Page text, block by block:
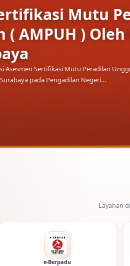
Mutu
( AMPUH )
Asesmen Sertifikasi Mutu Peradilan
pada Pengadilan Negeri…
Layanan digital
e-Berpadu